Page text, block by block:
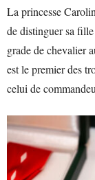
La princesse
de distinguer sa
grade de chevalier
est le premier des
celui de